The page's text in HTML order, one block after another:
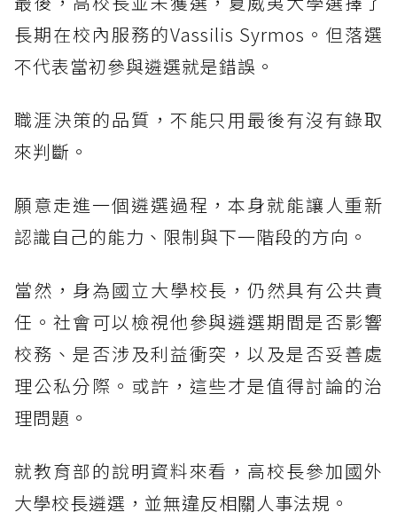
長期在校內服務的Vassilis Syrmos。但落選
不代表當初參與遴選就是錯誤。
職涯決策的品質，不能只用最後有沒有錄取
來判斷。
願意走進一個遴選過程，本身就能讓人重新
認識自己的能力、限制與下一階段的方向。
當然，身為國立大學校長，仍然具有公共責
任。社會可以檢視他參與遴選期間是否影響
校務、是否涉及利益衝突，以及是否妥善處
理公私分際。或許，這些才是值得討論的治
理問題。
就教育部的說明資料來看，高校長參加國外
大學校長遴選，並無違反相關人事法規。